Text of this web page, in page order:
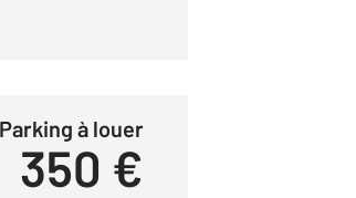
Parking à louer
350 €